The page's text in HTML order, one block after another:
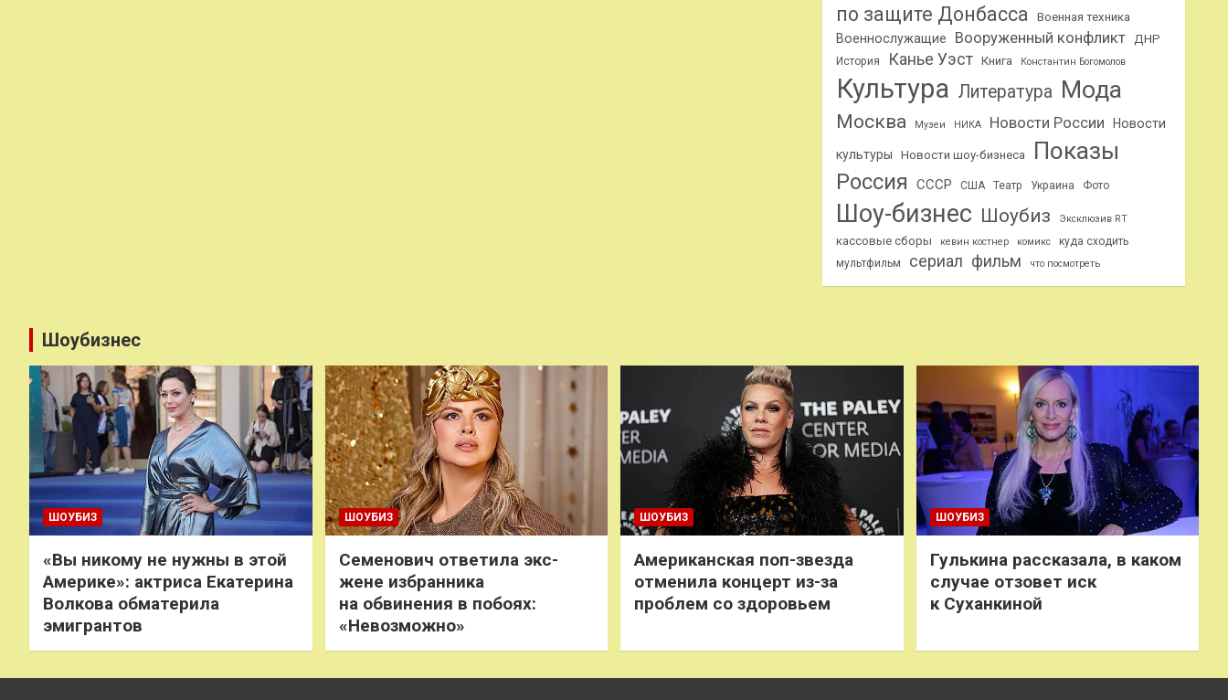
по защите Донбасса
Военная техника
Военнослужащие Вооруженный конфликт ДНР
История Канье Уэст Книга Константин Богомолов
Культура Литература Мода
Москва Музеи НИКА Новости России Новости
культуры Новости шоу-бизнеса Показы
Россия СССР США Театр Украина Фото
Шоу-бизнес Шоубиз Эксклюзив RT
кассовые сборы кевин костнер комикс
куда сходить
мультфильм
сериал фильм что посмотреть
Шоубизнес
ШОУБИЗ
«Вы никому не нужны в этой
Америке»: актриса Екатерина
Волкова обматерила
эмигрантов
ШОУБИЗ
Семенович ответила экс-
жене избранника
на обвинения в побоях:
«Невозможно»
ШОУБИЗ
Американская поп-звезда
отменила концерт из-за
проблем со здоровьем
ШОУБИЗ
Гулькина рассказала, в каком
случае отзовет иск
к Суханкиной